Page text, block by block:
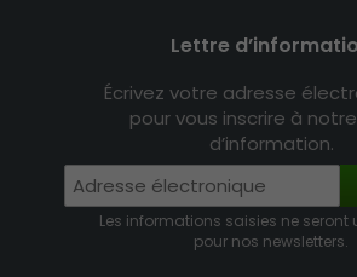
Lettre
Écrivez votre adresse
pour vous inscrire à
d’information.
Les informations saisies ne seront
pour nos newsletters.